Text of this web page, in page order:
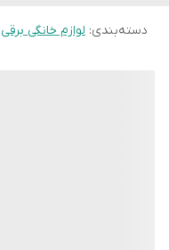
دسته‌بندی: لوازم خانگی برقی